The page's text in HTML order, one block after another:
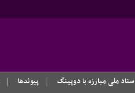
ستاد ملی مبارزه با دوپینگ پیوندها